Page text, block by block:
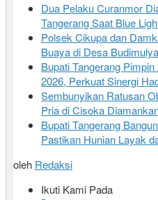
Dua Pelaku Curanmor
Tangerang Saat Blue
Polsek Cikupa dan
Buaya di Desa
Bupati Tangerang
2026, Perkuat Sinergi
Sembunyikan Ratusan
Pria di Cisoka
Bupati Tangerang
Pastikan Hunian Layak
oleh Redaksi
Ikuti Kami Pada